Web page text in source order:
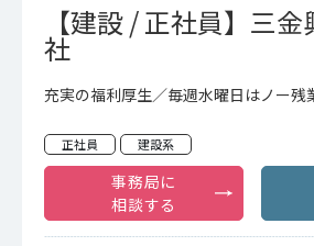
【建設 / 正社員】三
社
充実の福利厚生／毎週水曜日はノー残
正社員 建設系
事務局に
相談する